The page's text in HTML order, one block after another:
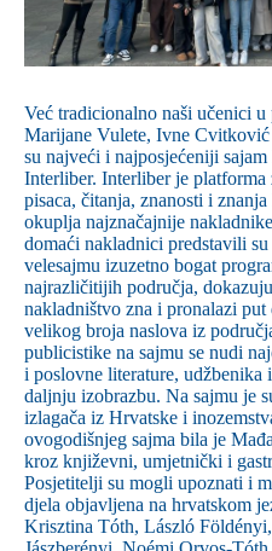
Već tradicionalno naši učenici
Marijane Vulete, Ivne
su najveći i najposjećeniji
Interliber. Interliber je
pisaca, čitanja, znanosti i
okuplja najznačajnije
domaći nakladnici predstavili
velesajmu izuzetno bogat
najrazličitijih područja,
nakladništvo zna i pronalazi
velikog broja naslova iz
publicistike na sajmu se nudi
i poslovne literature, udžbenika
daljnju izobrazbu. Na sajmu je
izlagača iz Hrvatske i
ovogodišnjeg sajma bila je
kroz književni, umjetnički i
Posjetitelji su mogli upoznati i
djela objavljena na hrvatskom
Krisztina Tóth, László